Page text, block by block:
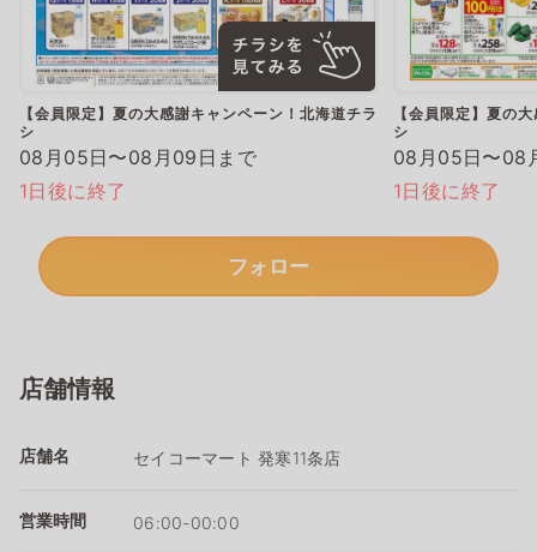
【会員限定】夏の大感謝キャンペーン！北海道チラ
シ
08月05日〜08月09日まで
1日後に終了
【会員限定】夏の
シ
08月05日〜08
1日後に終了
フォロー
店舗情報
店舗名 セイコーマート 発寒11条店
営業時間 06:00-00:00